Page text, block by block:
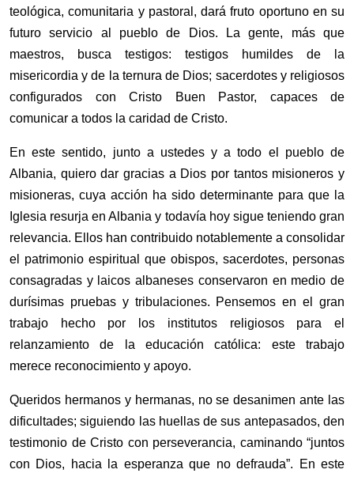
teológica, comunitaria y pastoral, dará fruto oportuno en su
futuro servicio al pueblo de Dios. La gente, más que
maestros, busca testigos: testigos humildes de la
misericordia y de la ternura de Dios; sacerdotes y religiosos
configurados con Cristo Buen Pastor, capaces de
comunicar a todos la caridad de Cristo.
En este sentido, junto a ustedes y a todo el pueblo de
Albania, quiero dar gracias a Dios por tantos misioneros y
misioneras, cuya acción ha sido determinante para que la
Iglesia resurja en Albania y todavía hoy sigue teniendo gran
relevancia. Ellos han contribuido notablemente a consolidar
el patrimonio espiritual que obispos, sacerdotes, personas
consagradas y laicos albaneses conservaron en medio de
durísimas pruebas y tribulaciones. Pensemos en el gran
trabajo hecho por los institutos religiosos para el
relanzamiento de la educación católica: este trabajo
merece reconocimiento y apoyo.
Queridos hermanos y hermanas, no se desanimen ante las
dificultades; siguiendo las huellas de sus antepasados, den
testimonio de Cristo con perseverancia, caminando “juntos
con Dios, hacia la esperanza que no defrauda”. En este